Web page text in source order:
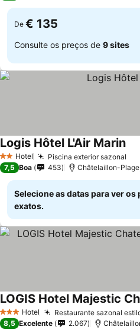
De € 135
Consulte os preços de 9 sites
2 Estrelas
Hotel Piscina exterior sazonal
Logis Hôtel L'Air Marin
7,5 Boa 453 Châtelaillon-
Selecione as datas para ver os
exatos.
3 EstrelasHotel Restaurante sazonal
Ver preços
8,5 Excelente 2.067